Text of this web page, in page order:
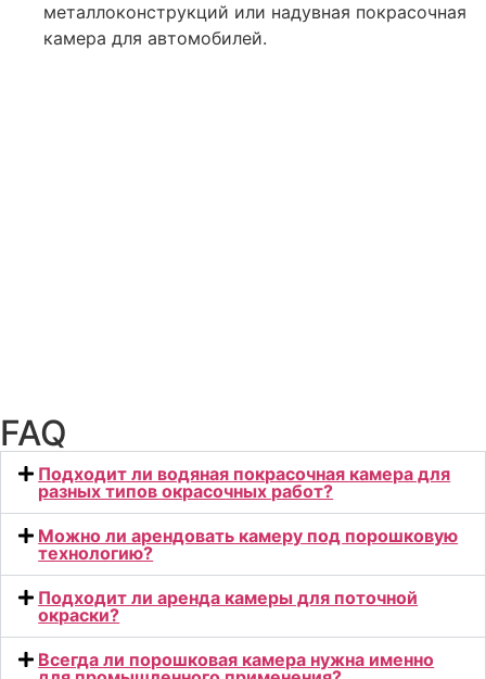
металлоконструкций или надувная покрасочная
камера для автомобилей.
FAQ
Подходит ли водяная покрасочная камера для
разных типов окрасочных работ?
Можно ли арендовать камеру под порошковую
технологию?
Подходит ли аренда камеры для поточной
окраски?
Всегда ли порошковая камера нужна именно